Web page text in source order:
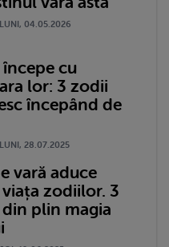
04.05.2026
cu
lor: 3 zodii
începând de
28.07.2025
vară aduce
zodiilor. 3
plin magia